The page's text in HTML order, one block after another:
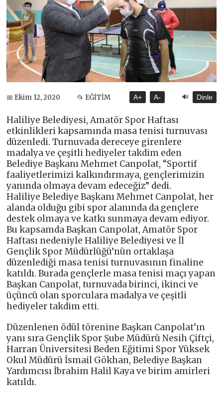
📅 Ekim 12, 2020 📂 EĞİTİM A+ A- 🔊 Dinle
Haliliye Belediyesi, Amatör Spor Haftası
etkinlikleri kapsamında masa tenisi turnuvası
düzenledi. Turnuvada dereceye girenlere
madalya ve çeşitli hediyeler takdim eden
Belediye Başkanı Mehmet Canpolat, “Sportif
faaliyetlerimizi kalkındırmaya, gençlerimizin
yanında olmaya devam edeceğiz” dedi.
Haliliye Belediye Başkanı Mehmet Canpolat, her
alanda olduğu gibi spor alanında da gençlere
destek olmaya ve katkı sunmaya devam ediyor.
Bu kapsamda Başkan Canpolat, Amatör Spor
Haftası nedeniyle Haliliye Belediyesi ve İl
Gençlik Spor Müdürlüğü’nün ortaklaşa
düzenlediği masa tenisi turnuvasının finaline
katıldı. Burada gençlerle masa tenisi maçı yapan
Başkan Canpolat, turnuvada birinci, ikinci ve
üçüncü olan sporculara madalya ve çeşitli
hediyeler takdim etti.
Düzenlenen ödül törenine Başkan Canpolat’ın
yanı sıra Gençlik Spor Şube Müdürü Nesih Çiftçi,
Harran Üniversitesi Beden Eğitimi Spor Yüksek
Okul Müdürü İsmail Gökhan, Belediye Başkan
Yardımcısı İbrahim Halil Kaya ve birim amirleri
katıldı.